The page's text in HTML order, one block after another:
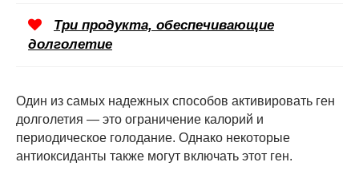
Три продукта, обеспечивающие
долголетие
Один из самых надежных способов активировать ген
долголетия — это ограничение калорий и
периодическое голодание. Однако некоторые
антиоксиданты также могут включать этот ген.